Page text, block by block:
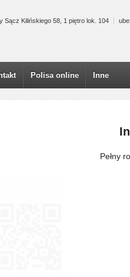
Sącz Kilińskiego 58, 1 piętro lok. 104
Polisa online Inne
Pełny